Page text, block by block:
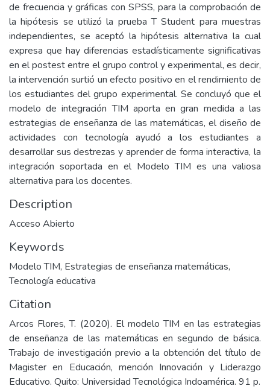
de frecuencia y gráficas con SPSS, para la comprobación de
la hipótesis se utilizó la prueba T Student para muestras
independientes, se aceptó la hipótesis alternativa la cual
expresa que hay diferencias estadísticamente significativas
en el postest entre el grupo control y experimental, es decir,
la intervención surtió un efecto positivo en el rendimiento de
los estudiantes del grupo experimental. Se concluyó que el
modelo de integración TIM aporta en gran medida a las
estrategias de enseñanza de las matemáticas, el diseño de
actividades con tecnología ayudó a los estudiantes a
desarrollar sus destrezas y aprender de forma interactiva, la
integración soportada en el Modelo TIM es una valiosa
alternativa para los docentes.
Description
Acceso Abierto
Keywords
Modelo TIM, Estrategias de enseñanza matemáticas,
Tecnología educativa
Citation
Arcos Flores, T. (2020). El modelo TIM en las estrategias
de enseñanza de las matemáticas en segundo de básica.
Trabajo de investigación previo a la obtención del título de
Magister en Educación, mención Innovación y Liderazgo
Educativo. Quito: Universidad Tecnológica Indoamérica. 91 p.